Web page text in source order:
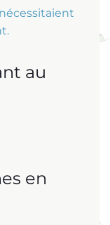
au
en